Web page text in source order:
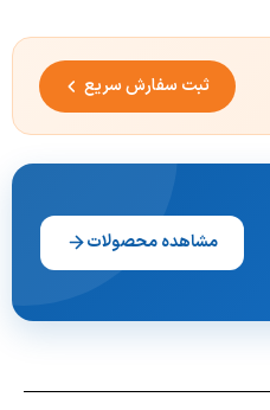
ثبت سفارش سریع
مشاهده محصولات